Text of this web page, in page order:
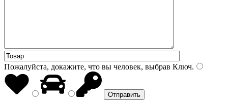
Пожалуйста, докажите, что вы человек, выбрав Ключ.